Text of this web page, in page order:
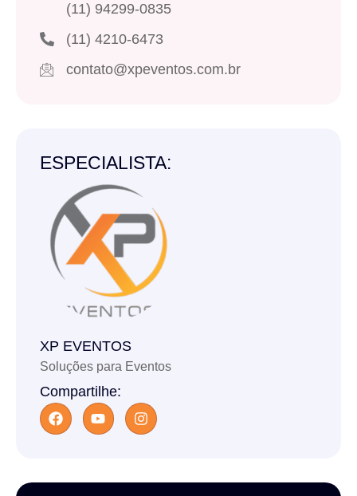
(11) 94299-0835
(11) 4210-6473
contato@xpeventos.com.br
ESPECIALISTA:
XP EVENTOS
Soluções para Eventos
Compartilhe: